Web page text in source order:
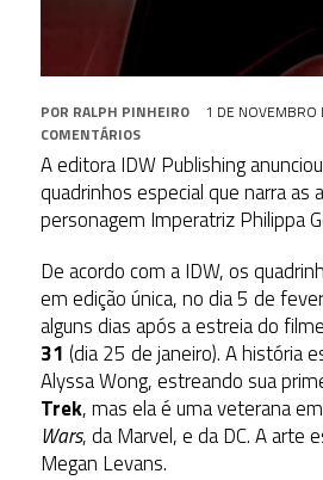
POR RALPH PINHEIRO 1 DE NOVEMBRO
COMENTÁRIOS
A editora IDW Publishing
quadrinhos especial que narra as
personagem Imperatriz Philippa
De acordo com a IDW, os
em edição única, no dia 5 de
alguns dias após a estreia do filme
31 (dia 25 de janeiro). A história
Alyssa Wong, estreando sua
Trek, mas ela é uma veterana
Wars, da Marvel, e da DC. A arte
Megan Levans.